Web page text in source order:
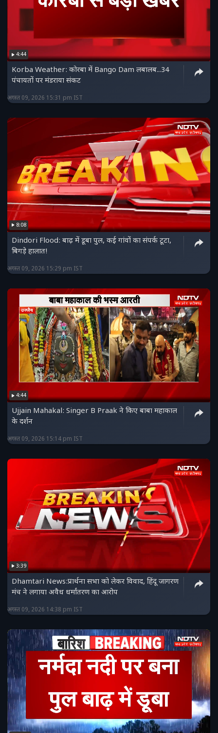
4:44
Korba Weather: कोरबा में Bango Dam लबालब...34
पंचायतों पर मंडराया संकट
अगस्त 09, 2026 15:31 pm IST
8:08
Dindori Flood: बाढ़ में डूबा पुल, कई गांवों का संपर्क टूटा,
बिगड़े हालात!
अगस्त 09, 2026 15:29 pm IST
4:44
Ujjain Mahakal: Singer B Praak ने किए बाबा महाकाल
के दर्शन
अगस्त 09, 2026 15:14 pm IST
3:39
Dhamtari News:प्रार्थना सभा को लेकर विवाद, हिंदू जागरण
मंच ने लगाया अवैध धर्मांतरण का आरोप
अगस्त 09, 2026 14:38 pm IST